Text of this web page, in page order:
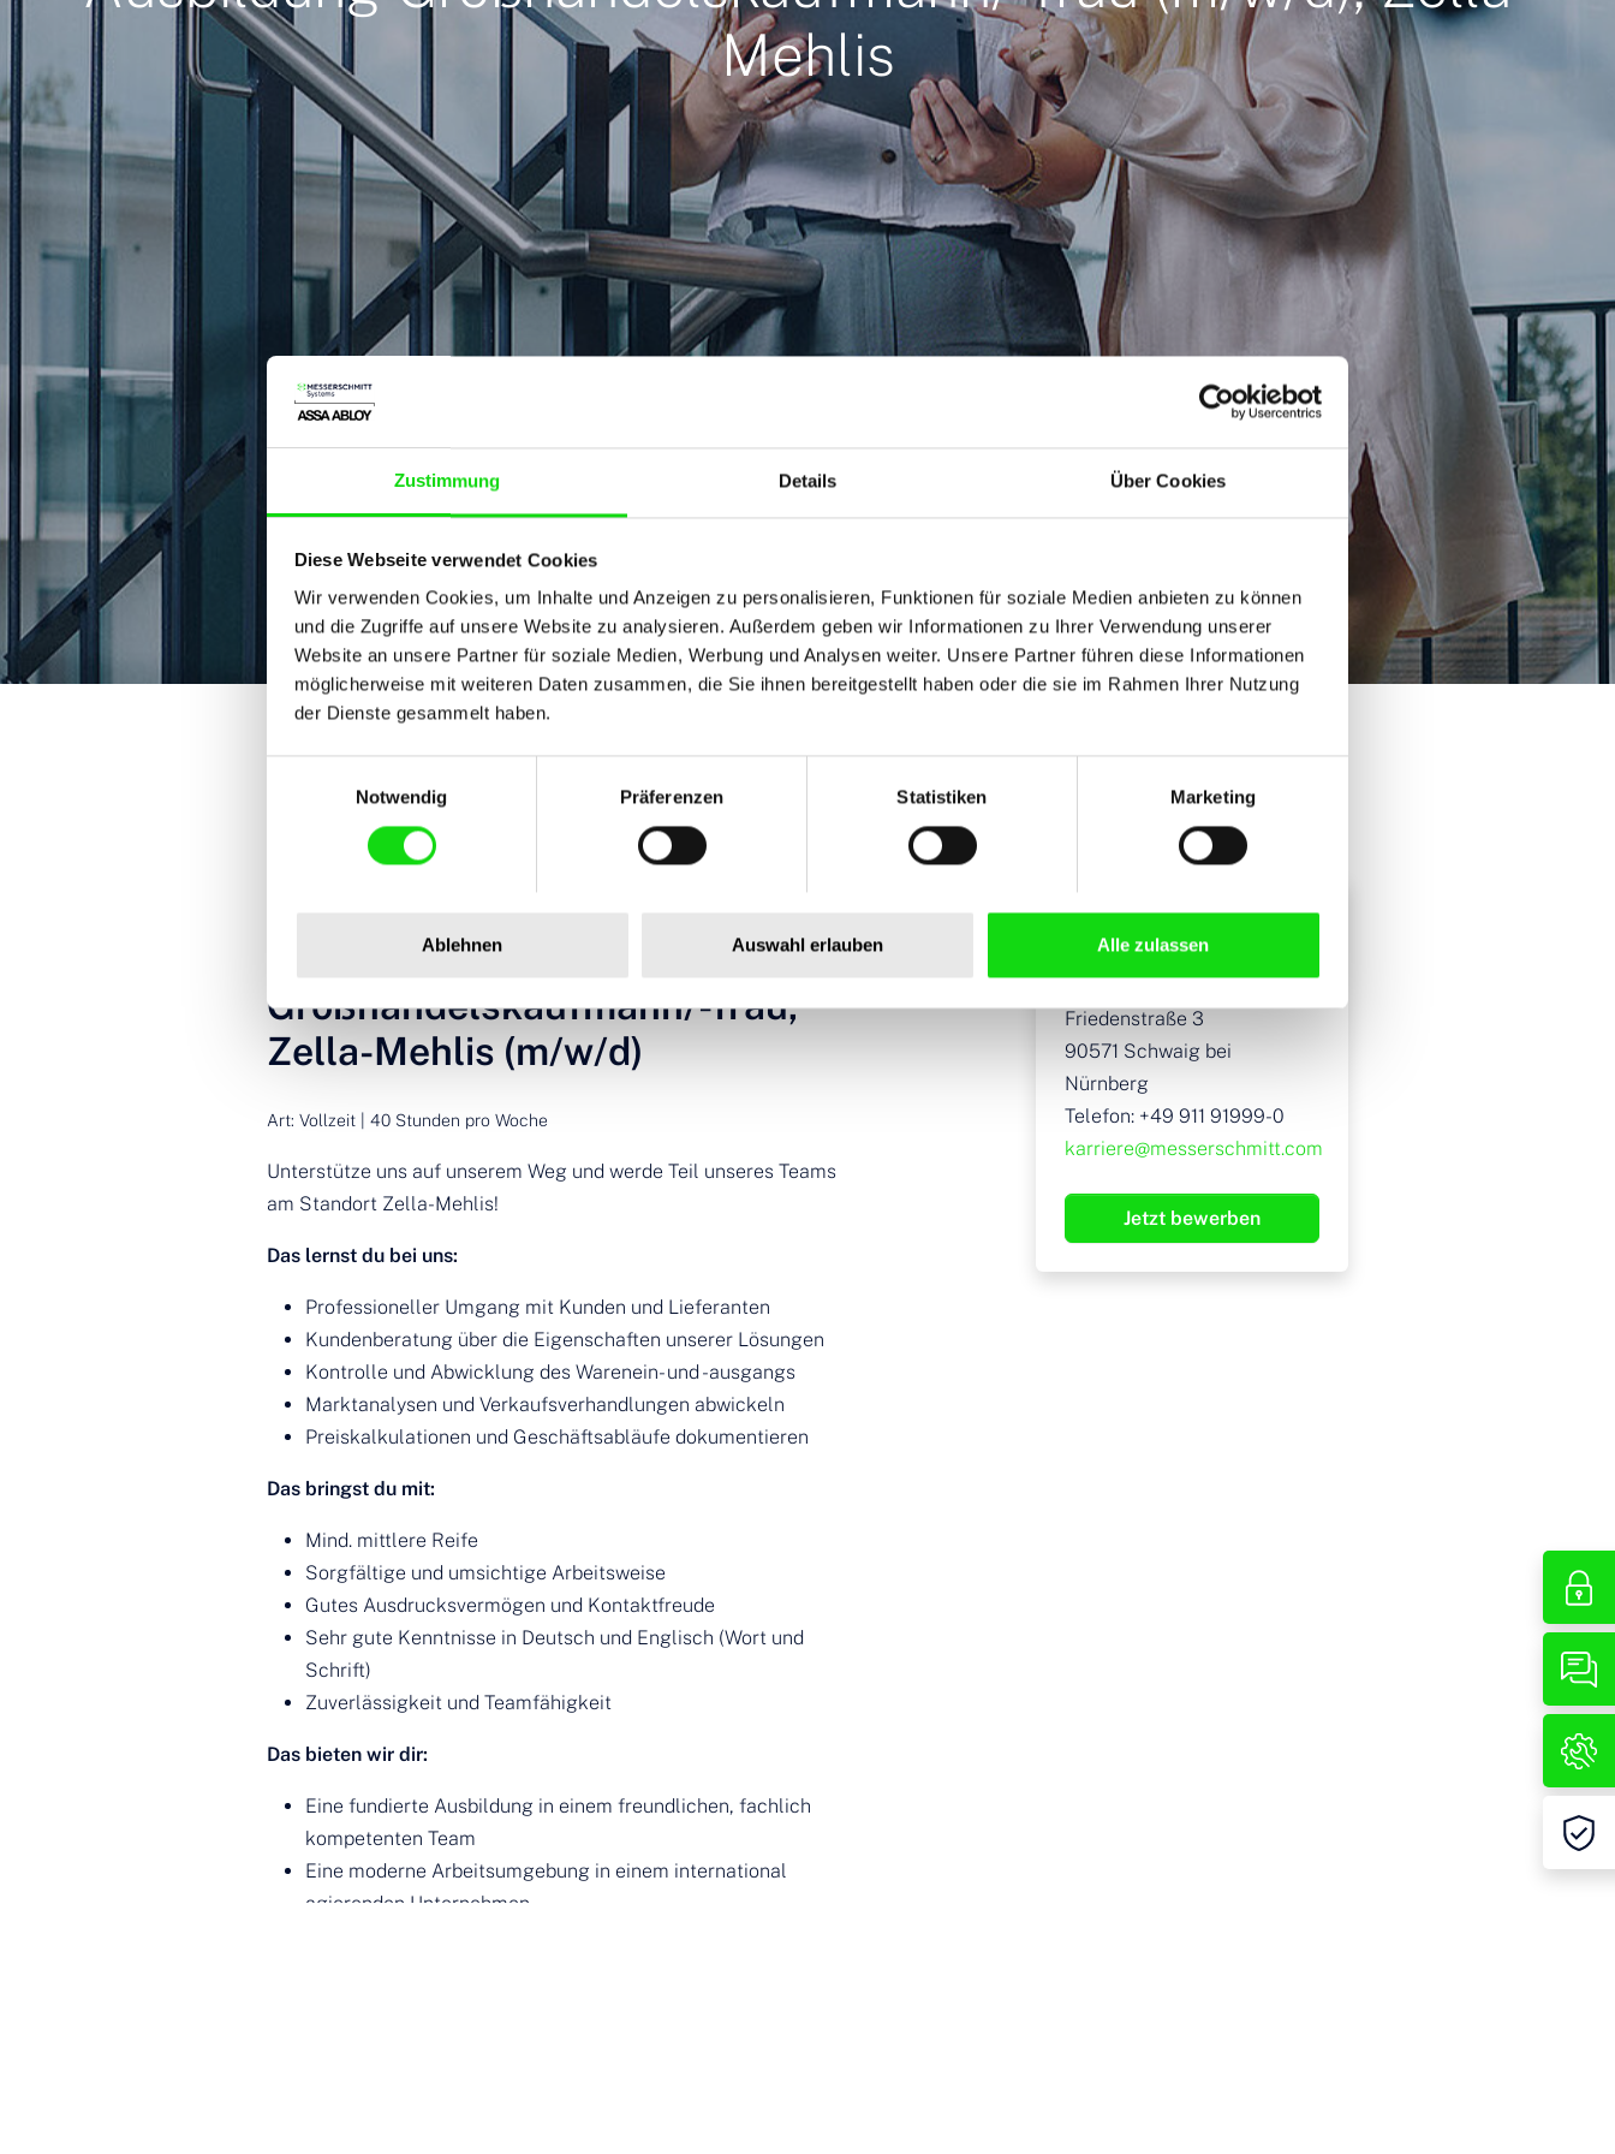
Zustimmung Details Über Cookies
Diese Webseite verwendet Cookies
Wir verwenden Cookies, um Inhalte und Anzeigen zu personalisieren, Funktionen für soziale Medien anbieten zu können
und die Zugriffe auf unsere Website zu analysieren. Außerdem geben wir Informationen zu Ihrer Verwendung unserer
Website an unsere Partner für soziale Medien, Werbung und Analysen weiter. Unsere Partner führen diese Informationen
möglicherweise mit weiteren Daten zusammen, die Sie ihnen bereitgestellt haben oder die sie im Rahmen Ihrer Nutzung
der Dienste gesammelt haben.
Notwendig
Präferenzen Statistiken Marketing
Ablehnen Auswahl erlauben Alle zulassen
Mehlis
You are here:
Ausbildung
Großhandelskaufmann/-frau,
Zella-Mehlis (m/w/d)
Art: Vollzeit | 40 Stunden pro Woche
Unterstütze uns auf unserem Weg und werde Teil unseres Teams
am Standort Zella-Mehlis!
Das lernst du bei uns:
Professioneller Umgang mit Kunden und Lieferanten
Kundenberatung über die Eigenschaften unserer Lösungen
Kontrolle und Abwicklung des Warenein- und -ausgangs
Marktanalysen und Verkaufsverhandlungen abwickeln
Preiskalkulationen und Geschäftsabläufe dokumentieren
Das bringst du mit:
Mind. mittlere Reife
Sorgfältige und umsichtige Arbeitsweise
Gutes Ausdrucksvermögen und Kontaktfreude
Sehr gute Kenntnisse in Deutsch und Englisch (Wort und
Schrift)
Zuverlässigkeit und Teamfähigkeit
Das bieten wir dir:
Eine fundierte Ausbildung in einem freundlichen, fachlich
kompetenten Team
Eine moderne Arbeitsumgebung in einem international
agierenden Unternehmen
ASSA ABLOY Global
Solutions GmbH
Personalabteilung
Friedenstraße 3
90571 Schwaig bei
Nürnberg
Telefon: +49 911 91999-0
karriere@messerschmitt.com
Jetzt bewerben